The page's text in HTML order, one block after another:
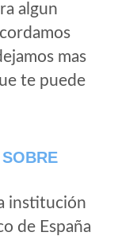
algun
mas
te puede
institución
de España